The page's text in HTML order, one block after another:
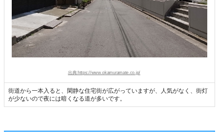
出典:https://www.okamuramate.co.jp/
街道から一本入ると、閑静な住宅街が広がっていますが、人気がなく、街灯
が少ないので夜には暗くなる道が多いです。